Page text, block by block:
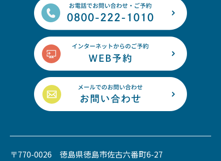
〒770-0026 徳島県徳島市佐古六番町6-27